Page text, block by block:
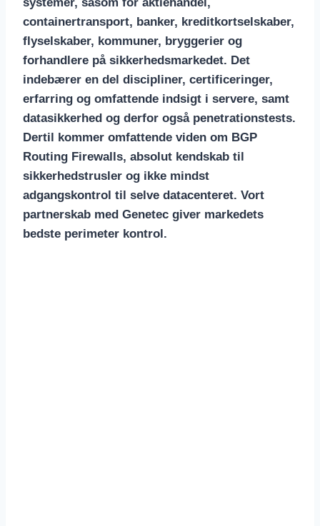
containertransport, banker, kreditkortselskaber,
flyselskaber, kommuner, bryggerier og
forhandlere på sikkerhedsmarkedet. Det
indebærer en del discipliner, certificeringer,
erfarring og omfattende indsigt i servere, samt
datasikkerhed og derfor også penetrationstests.
Dertil kommer omfattende viden om BGP
Routing Firewalls, absolut kendskab til
sikkerhedstrusler og ikke mindst
adgangskontrol til selve datacenteret. Vort
partnerskab med Genetec giver markedets
bedste perimeter kontrol.